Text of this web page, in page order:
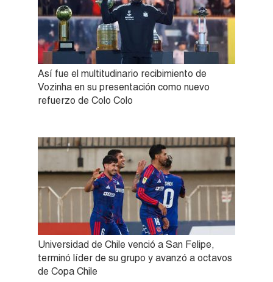
Así fue el multitudinario recibimiento de
Vozinha en su presentación como nuevo
refuerzo de Colo Colo
Universidad de Chile venció a San Felipe,
terminó líder de su grupo y avanzó a octavos
de Copa Chile